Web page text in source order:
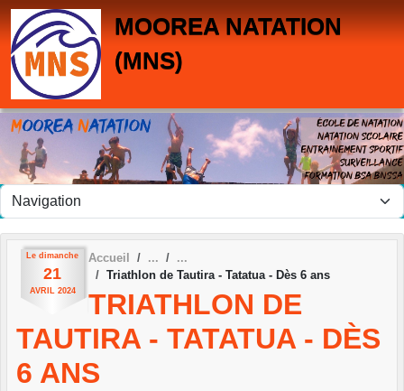
MOOREA NATATION
(MNS)
Le dimanche
21
AVRIL 2024
Accueil
Triathlon de Tautira - Tatatua - Dès 6 ans
TRIATHLON DE
TAUTIRA - TATATUA - DÈS
6 ANS
Panneau de gestion des cookies